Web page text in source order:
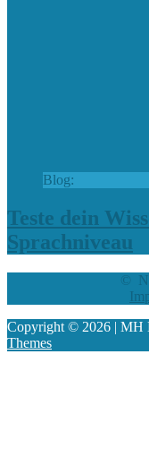
Blog:
Teste dein
Sprachniveau
©
Copyright © 2026 | MH
Themes